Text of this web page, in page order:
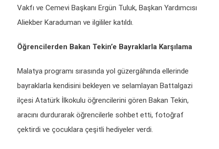
Vakfı ve Cemevi Başkanı Ergün Tuluk, Başkan Yardımcısı
Aliekber Karaduman ve ilgililer katıldı.
Öğrencilerden Bakan Tekin’e Bayraklarla Karşılama
Malatya programı sırasında yol güzergâhında ellerinde
bayraklarla kendisini bekleyen ve selamlayan Battalgazi
ilçesi Atatürk İlkokulu öğrencilerini gören Bakan Tekin,
aracını durdurarak öğrencilerle sohbet etti, fotoğraf
çektirdi ve çocuklara çeşitli hediyeler verdi.